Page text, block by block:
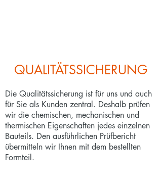
QUALITÄTSSICHERUNG
Die Qualitätssicherung ist für uns und auch
für Sie als Kunden zentral. Deshalb prüfen
wir die chemischen, mechanischen und
thermischen Eigenschaften jedes einzelnen
Bauteils. Den ausführlichen Prüfbericht
übermitteln wir Ihnen mit dem bestellten
Formteil.